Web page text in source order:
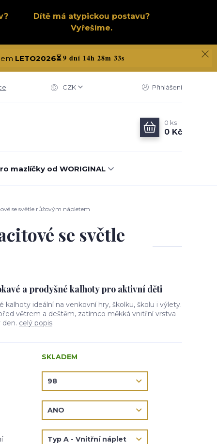
Dítě má atypickou postavu?
Vyřešíme.
LETO2026⏳9 dní 14h 28m 32s
CZK Přihlášení
0 ks
0 Kč
mazlíčky od WORIGINAL
se světle růžovým nápletem
se světle
a prodyšné kalhoty pro aktivní děti
kalhoty ideální na venkovní hry, školku, školu i výlety.
větrem a deštěm, zatímco měkká vnitřní vrstva
den. celý popis
SKLADEM